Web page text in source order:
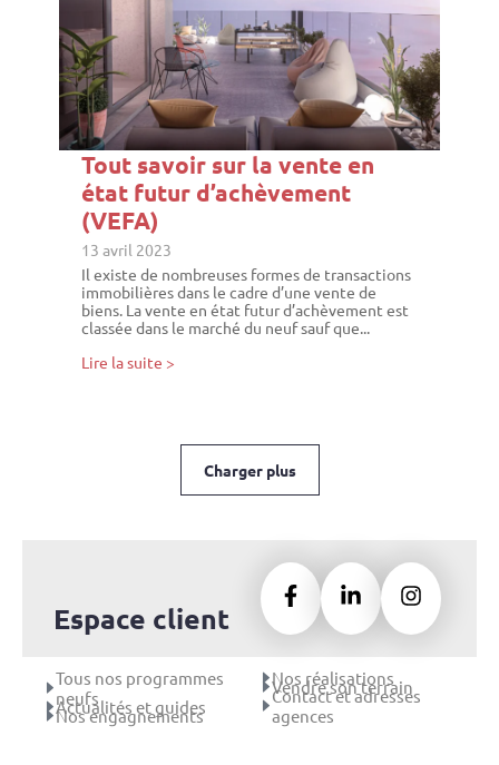
Tout savoir sur la vente en
état futur d’achèvement
(VEFA)
13 avril 2023
Il existe de nombreuses formes de transactions
immobilières dans le cadre d’une vente de
biens. La vente en état futur d’achèvement est
classée dans le marché du neuf sauf que...
Lire la suite >
Charger plus
Espace client
Tous nos programmes
neufs
Actualités et guides
Nos engagnements
Nos réalisations
Vendre son terrain
Contact et adresses
agences